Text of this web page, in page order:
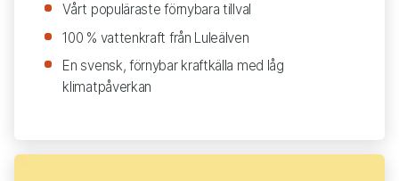
Vårt populäraste förnybara tillval
100 % vattenkraft från Luleälven
En svensk, förnybar kraftkälla med låg
klimatpåverkan